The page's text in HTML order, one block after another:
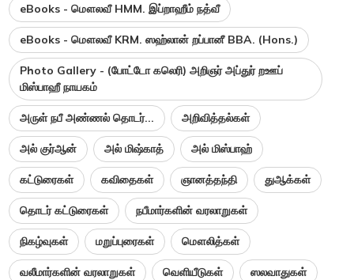
eBooks - மௌலவீ HMM. இப்றாஹீம் நத்வீ
eBooks - மௌலவீ KRM. ஸஹ்லான் றப்பானீ BBA. (Hons.)
Photo Gallery - (போட்டோ கலெரி) அறிஞர் அப்துர் றஊப்
மிஸ்பாஹீ நாயகம்
அருள் நபீ அண்ணல் தொடர்... அறிவித்தல்கள்
அல் குர்ஆன் அல் மிஷ்காத் அல் மிஸ்பாஹ்
கட்டுரைகள் கவிதைகள் ஞானத்தந்தி துஆக்கள்
தொடர் கட்டுரைகள் நபீமார்களின் வரலாறுகள்
நிகழ்வுகள் மறுப்புரைகள் மௌலித்கள்
வலீமார்களின் வரலாறுகள் வெளியீடுகள் ஸலவாதுகள்